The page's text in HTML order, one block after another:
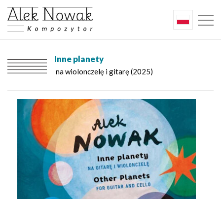
Inne planety
na wiolonczelę i gitarę (2025)